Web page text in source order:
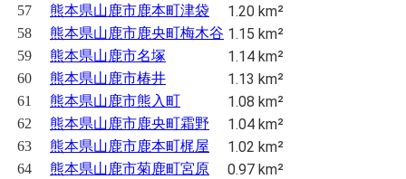
57 熊本県山鹿市鹿本町津袋 1.20 km²
58 熊本県山鹿市鹿央町梅木谷 1.15 km²
59 熊本県山鹿市名塚 1.14 km²
60 熊本県山鹿市椿井 1.13 km²
61 熊本県山鹿市熊入町 1.08 km²
62 熊本県山鹿市鹿央町霜野 1.04 km²
63 熊本県山鹿市鹿本町梶屋 1.02 km²
64 熊本県山鹿市菊鹿町宮原 0.97 km²